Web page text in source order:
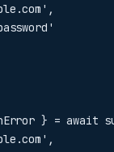
',
} = await
',